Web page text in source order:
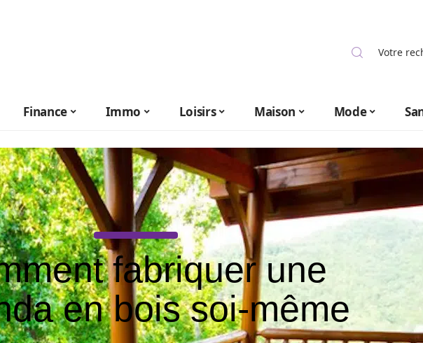
Finance Immo Loisirs Maison Mode
fabriquer une
en bois soi-même